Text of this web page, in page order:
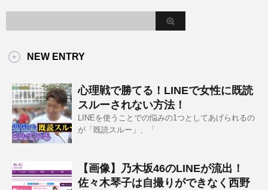
NEW ENTRY
心理戦で勝てる！LINEで女性に既読
スルーされない方法！
LINEを使うことでの悩みの1つとしてあげられるの
が「既読スルー」、「
【画像】乃木坂46のLINEが流出！
佐々木琴子は自撮りができなく西野